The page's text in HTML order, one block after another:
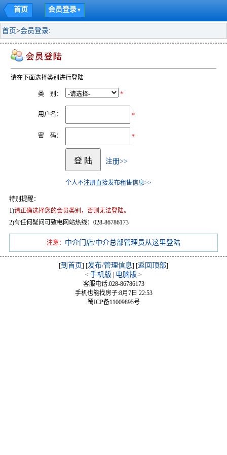
首页 会员登录▼
首页>会员登录:
请在下面选择类别进行登陆
类 别： *
用户名： *
密 码： *
注册>>
个人不注册直接发布租售信息>>
特别提醒：
1)请正确选择您的会员类别，否则无法登陆。
2)有任何疑问可致电网站热线：028-86786173
注意： 中介门店/中介总部管理员从这里登陆
[到首页] [发布/管理信息] [返回顶部]
< 手机版 电脑版 >
客服电话:028-86786173
手机也能找房子:8月7日 22:53
蜀ICP备11009895号